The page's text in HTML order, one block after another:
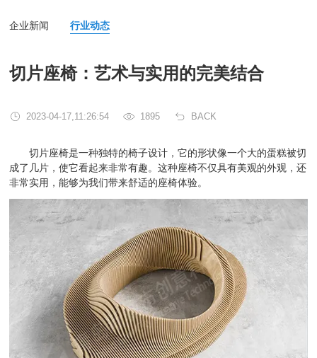
企业新闻 行业动态
切片座椅：艺术与实用的完美结合
2023-04-17,11:26:54 1895 BACK
切片座椅是一种独特的椅子设计，它的形状像一个大的蛋糕被切
成了几片，使它看起来非常有趣。这种座椅不仅具有美观的外观，还
非常实用，能够为我们带来舒适的座椅体验。